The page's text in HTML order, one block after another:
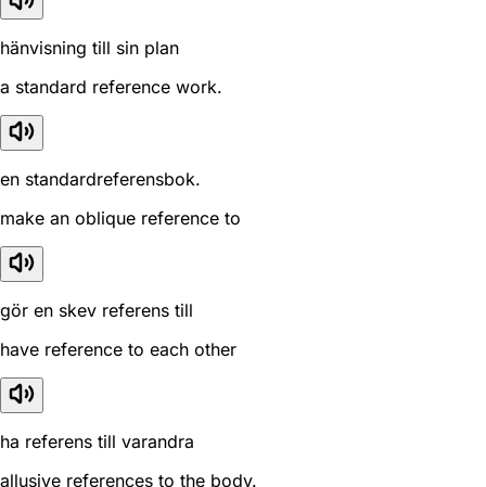
hänvisning till sin plan
a standard reference work.
en standardreferensbok.
make an oblique reference to
gör en skev referens till
have reference to each other
ha referens till varandra
allusive references to the body.